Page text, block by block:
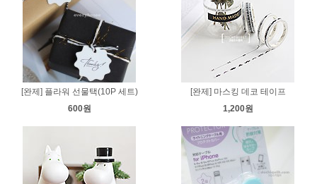
[완제] 플라워 선물택(10P 세트)
600원
[완제] 마스킹 데코 테이프
1,200원